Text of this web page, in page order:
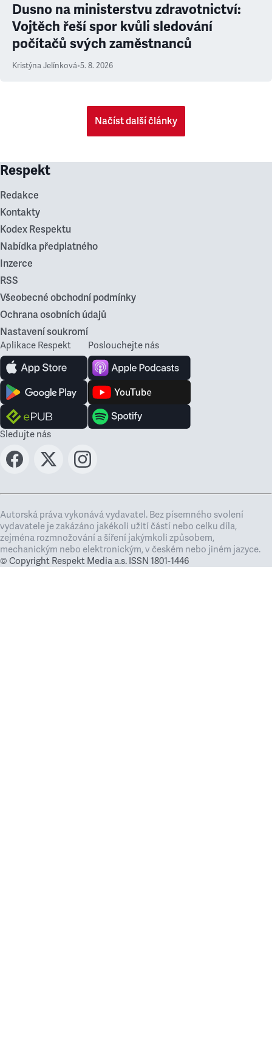
Dusno na ministerstvu zdravotnictví:
Vojtěch řeší spor kvůli sledování
počítačů svých zaměstnanců
Kristýna Jelínková•5. 8. 2026
Načíst další články
Respekt
Redakce
Kontakty
Kodex Respektu
Nabídka předplatného
Inzerce
RSS
Všeobecné obchodní podmínky
Ochrana osobních údajů
Nastavení soukromí
Aplikace Respekt Poslouchejte nás
Sledujte nás
Autorská práva vykonává vydavatel. Bez písemného svolení
vydavatele je zakázáno jakékoli užití částí nebo celku díla,
zejména rozmnožování a šíření jakýmkoli způsobem,
mechanickým nebo elektronickým, v českém nebo jiném jazyce.
© Copyright Respekt Media a.s. ISSN 1801-1446